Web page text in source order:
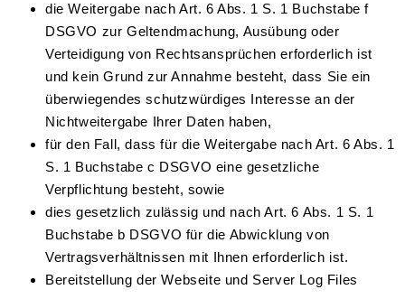
die Weitergabe nach Art. 6 Abs. 1 S. 1 Buchstabe f
DSGVO zur Geltendmachung, Ausübung oder
Verteidigung von Rechtsansprüchen erforderlich ist
und kein Grund zur Annahme besteht, dass Sie ein
überwiegendes schutzwürdiges Interesse an der
Nichtweitergabe Ihrer Daten haben,
für den Fall, dass für die Weitergabe nach Art. 6 Abs. 1
S. 1 Buchstabe c DSGVO eine gesetzliche
Verpflichtung besteht, sowie
dies gesetzlich zulässig und nach Art. 6 Abs. 1 S. 1
Buchstabe b DSGVO für die Abwicklung von
Vertragsverhältnissen mit Ihnen erforderlich ist.
Bereitstellung der Webseite und Server Log Files